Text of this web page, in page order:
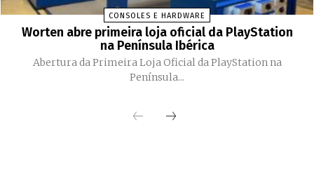
CONSOLES E HARDWARE
Worten abre primeira loja oficial da PlayStation
na Península Ibérica
Abertura da Primeira Loja Oficial da PlayStation na
Península...